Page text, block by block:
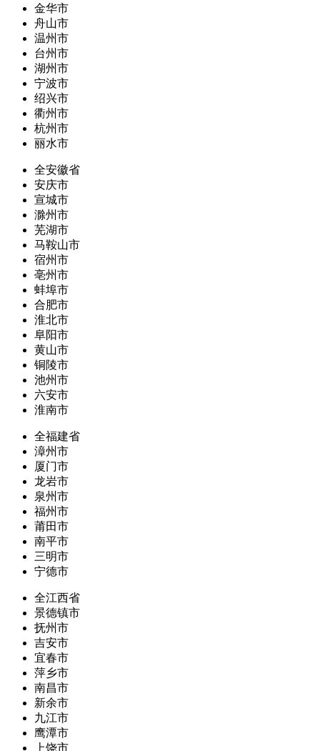
金华市
舟山市
温州市
台州市
湖州市
宁波市
绍兴市
衢州市
杭州市
丽水市
全安徽省
安庆市
宣城市
滁州市
芜湖市
马鞍山市
宿州市
亳州市
蚌埠市
合肥市
淮北市
阜阳市
黄山市
铜陵市
池州市
六安市
淮南市
全福建省
漳州市
厦门市
龙岩市
泉州市
福州市
莆田市
南平市
三明市
宁德市
全江西省
景德镇市
抚州市
吉安市
宜春市
萍乡市
南昌市
新余市
九江市
鹰潭市
上饶市